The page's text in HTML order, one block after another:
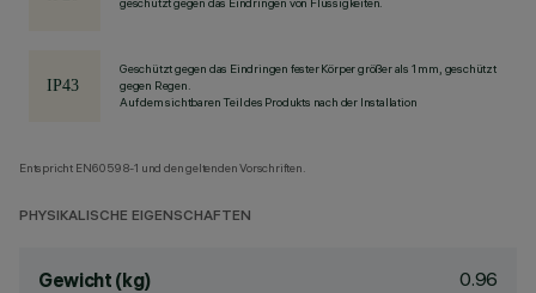
Geschützt gegen das Eindringen fester Körper größer als 1 mm, geschützt
gegen Regen.
Auf dem sichtbaren Teil des Produkts nach der Installation
Entspricht EN60598-1 und den geltenden Vorschriften.
PHYSIKALISCHE EIGENSCHAFTEN
Gewicht (kg) 0.96